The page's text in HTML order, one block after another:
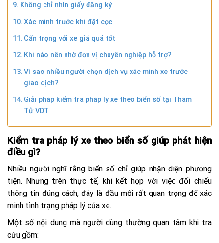
Không chỉ nhìn giấy đăng ký
Xác minh trước khi đặt cọc
Cẩn trọng với xe giá quá tốt
Khi nào nên nhờ đơn vị chuyên nghiệp hỗ trợ?
Vì sao nhiều người chọn dịch vụ xác minh xe trước
giao dịch?
Giải pháp kiểm tra pháp lý xe theo biển số tại Thám
Tử VDT
Kiểm tra pháp lý xe theo biển số giúp phát hiện
điều gì?
Nhiều người nghĩ rằng biển số chỉ giúp nhận diện phương
tiện. Nhưng trên thực tế, khi kết hợp với việc đối chiếu
thông tin đúng cách, đây là đầu mối rất quan trọng để xác
minh tình trạng pháp lý của xe.
Một số nội dung mà người dùng thường quan tâm khi tra
cứu gồm: